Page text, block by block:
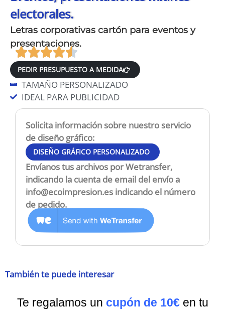
electorales.
Letras corporativas cartón para eventos y
presentaciones.
PEDIR PRESUPUESTO A MEDIDA
TAMAÑO PERSONALIZADO
IDEAL PARA PUBLICIDAD
Solicita información sobre nuestro servicio
de diseño gráfico:
DISEÑO GRÁFICO PERSONALIZADO
Envíanos tus archivos por Wetransfer,
indicando la cuenta de email del envío a
info@ecoimpresion.es indicando el número
de pedido.
También te puede interesar
Te regalamos un cupón de 10€ en tu